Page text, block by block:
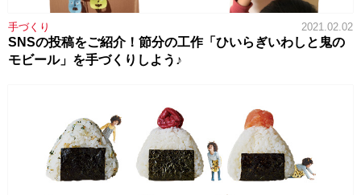
手づくり 2021.02.02
SNSの投稿をご紹介！節分の工作「ひいらぎいわしと鬼の
モビール」を手づくりしよう♪